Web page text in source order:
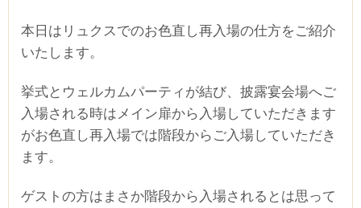
本日はリュクスでのお色直し再入場の仕方をご紹介
いたします。
挙式とウェルカムパーティが結び、披露宴会場へご
入場される時はメイン扉から入場していただきます
がお色直し再入場では階段からご入場していただき
ます。
ゲストの方はまさか階段から入場されるとは思って